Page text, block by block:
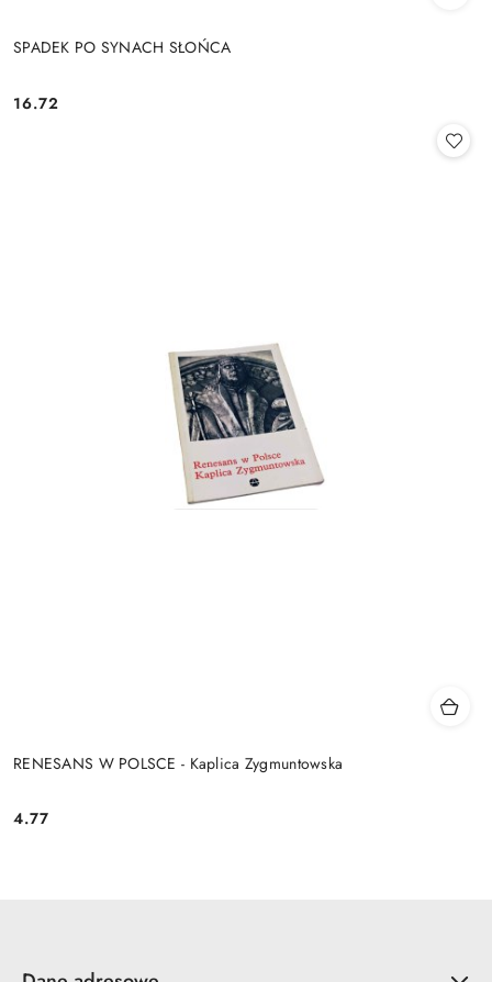
SPADEK PO SYNACH SŁOŃCA
Cena:
16.72
RENESANS W POLSCE - Kaplica Zygmuntowska
Cena:
4.77